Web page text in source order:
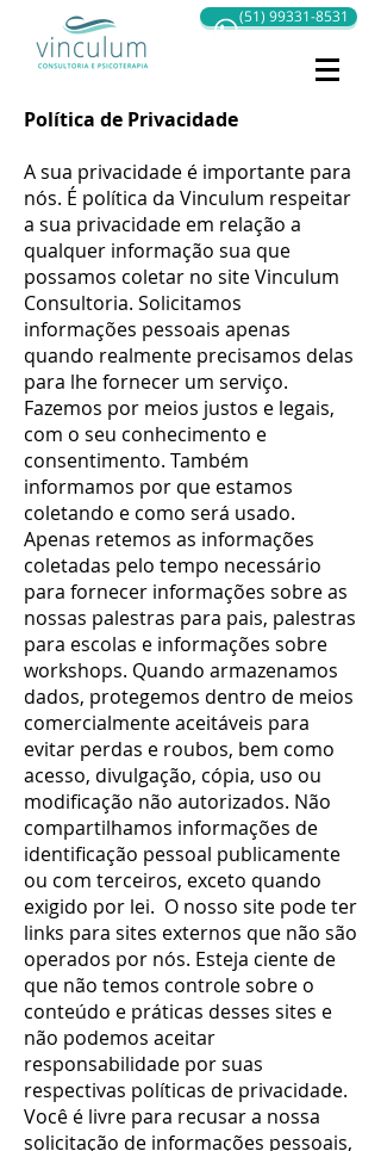
(51) 99331-8531
Política de Privacidade
A sua privacidade é importante para
nós. É política da Vinculum respeitar
a sua privacidade em relação a
qualquer informação sua que
possamos coletar no site Vinculum
Consultoria. Solicitamos
informações pessoais apenas
quando realmente precisamos delas
para lhe fornecer um serviço.
Fazemos por meios justos e legais,
com o seu conhecimento e
consentimento. Também
informamos por que estamos
coletando e como será usado.
Apenas retemos as informações
coletadas pelo tempo necessário
para fornecer informações sobre as
nossas palestras para pais, palestras
para escolas e informações sobre
workshops. Quando armazenamos
dados, protegemos dentro de meios
comercialmente aceitáveis ​​para
evitar perdas e roubos, bem como
acesso, divulgação, cópia, uso ou
modificação não autorizados. Não
compartilhamos informações de
identificação pessoal publicamente
ou com terceiros, exceto quando
exigido por lei. O nosso site pode ter
links para sites externos que não são
operados por nós. Esteja ciente de
que não temos controle sobre o
conteúdo e práticas desses sites e
não podemos aceitar
responsabilidade por suas
respectivas políticas de privacidade.
Você é livre para recusar a nossa
solicitação de informações pessoais,